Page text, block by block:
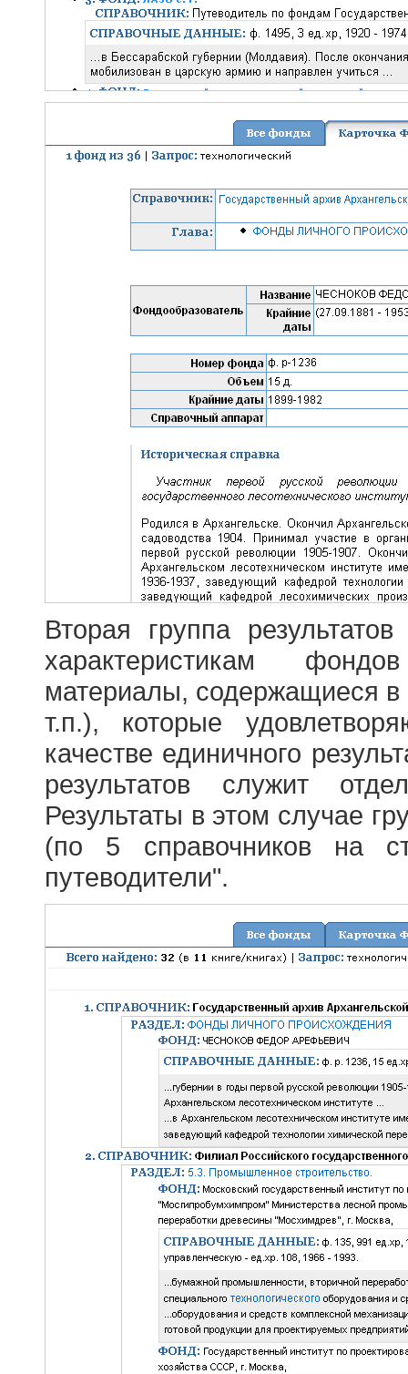
Вторая группа
характеристикам
материалы, содержащиеся в
т.п.), которые
качестве единичного
результатов служит
Результаты в этом случае
(по 5 справочников на
путеводители".